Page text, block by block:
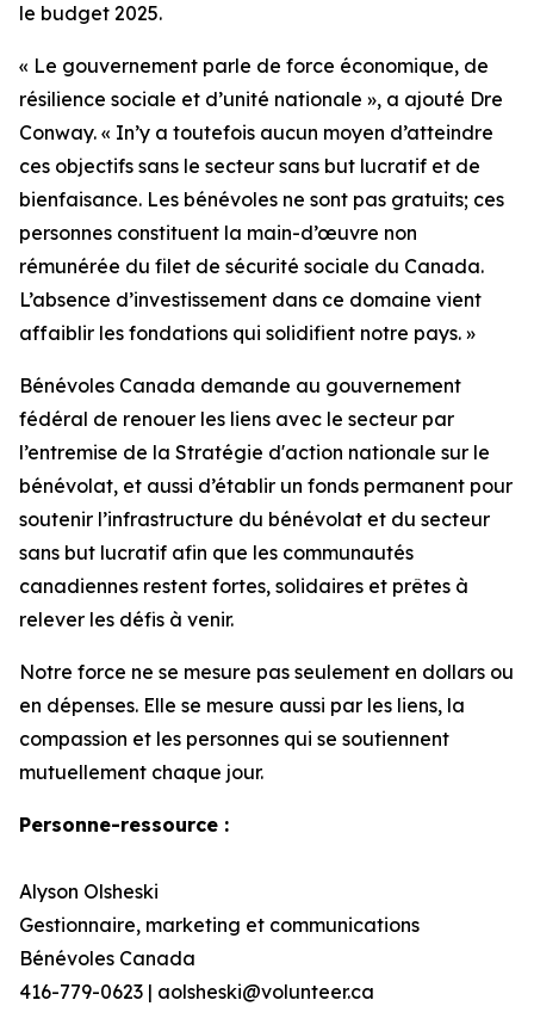
le budget 2025.
« Le gouvernement parle de force économique, de
résilience sociale et d’unité nationale », a ajouté Dre
Conway. « In’y a toutefois aucun moyen d’atteindre
ces objectifs sans le secteur sans but lucratif et de
bienfaisance. Les bénévoles ne sont pas gratuits; ces
personnes constituent la main-d’œuvre non
rémunérée du filet de sécurité sociale du Canada.
L’absence d’investissement dans ce domaine vient
affaiblir les fondations qui solidifient notre pays. »
Bénévoles Canada demande au gouvernement
fédéral de renouer les liens avec le secteur par
l’entremise de la Stratégie d'action nationale sur le
bénévolat, et aussi d’établir un fonds permanent pour
soutenir l’infrastructure du bénévolat et du secteur
sans but lucratif afin que les communautés
canadiennes restent fortes, solidaires et prêtes à
relever les défis à venir.
Notre force ne se mesure pas seulement en dollars ou
en dépenses. Elle se mesure aussi par les liens, la
compassion et les personnes qui se soutiennent
mutuellement chaque jour.
Personne-ressource :
Alyson Olsheski
Gestionnaire, marketing et communications
Bénévoles Canada
416-779-0623 | aolsheski@volunteer.ca